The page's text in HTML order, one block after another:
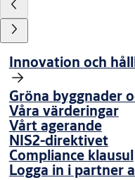
Innovation och
Gröna byggnader
Våra värderingar
Vårt agerande
NIS2-direktivet
Compliance klausul
Logga in i partner